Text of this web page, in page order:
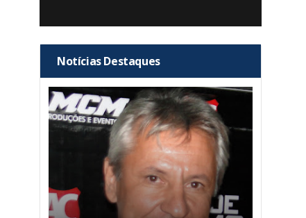
Notícias Destaques